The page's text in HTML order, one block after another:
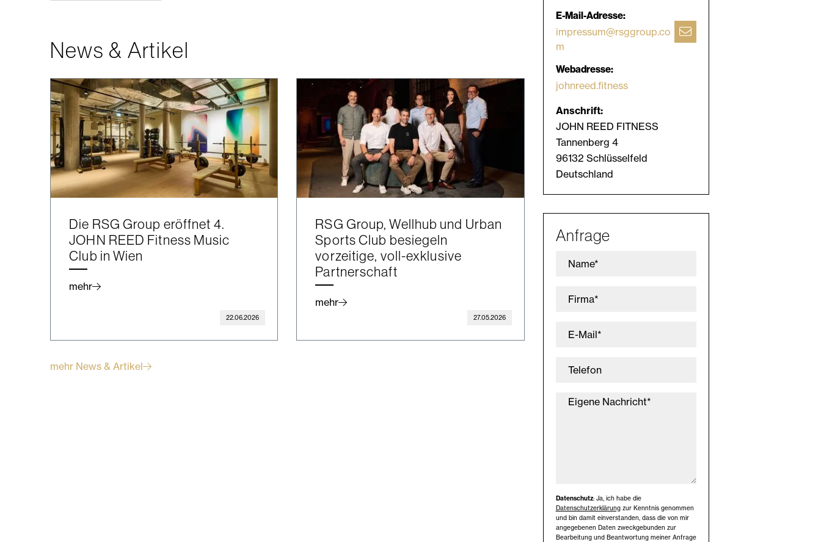
News & Artikel
Die RSG Group eröffnet 4.
JOHN REED Fitness Music
Club in Wien
mehr
22.06.2026
RSG Group, Wellhub und Urban
Sports Club besiegeln
vorzeitige, voll-exklusive
Partnerschaft
mehr
27.05.2026
mehr News & Artikel
E-Mail-Adresse:
impressum@rsggroup.co
m
Webadresse:
johnreed.fitness
Anschrift:
JOHN REED FITNESS
Tannenberg 4
96132 Schlüsselfeld
Deutschland
Anfrage
Name*
Firma*
E-Mail*
Telefon
Eigene Nachricht*
Datenschutz: Ja, ich habe die
Datenschutzerklärungzur Kenntnis genommen
und bin damit einverstanden, dass die von mir
angegebenen Daten zweckgebunden zur
Bearbeitung und Beantwortung meiner Anfrage